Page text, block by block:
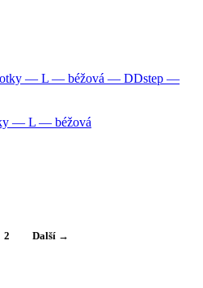
— L — béžová
2 Další →